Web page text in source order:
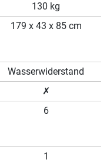
130 kg
179 x 43 x 85 cm
Wasserwiderstand
✗
6
1